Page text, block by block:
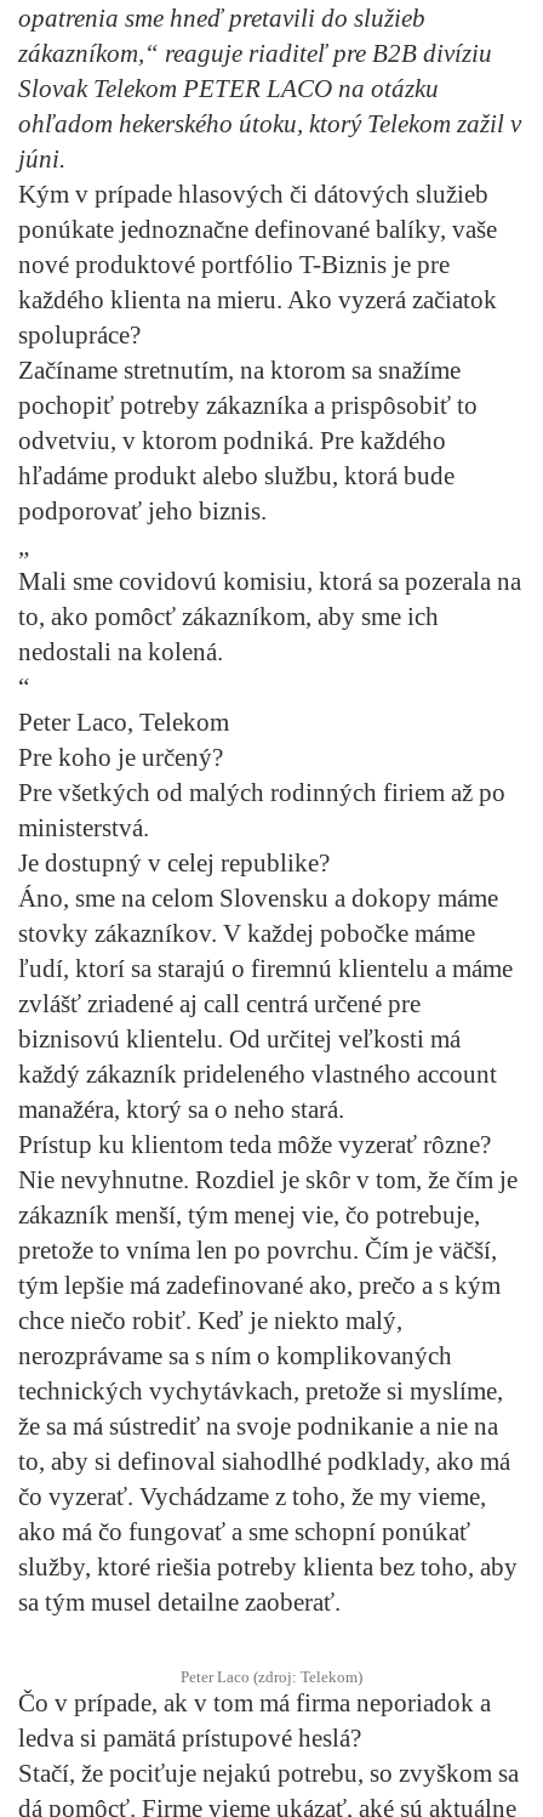
opatrenia sme hneď pretavili do služieb
zákazníkom,“ reaguje riaditeľ pre B2B divíziu
Slovak Telekom PETER LACO na otázku
ohľadom hekerského útoku, ktorý Telekom zažil v
júni.
Kým v prípade hlasových či dátových služieb
ponúkate jednoznačne definované balíky, vaše
nové produktové portfólio T-Biznis je pre
každého klienta na mieru. Ako vyzerá začiatok
spolupráce?
Začíname stretnutím, na ktorom sa snažíme
pochopiť potreby zákazníka a prispôsobiť to
odvetviu, v ktorom podniká. Pre každého
hľadáme produkt alebo službu, ktorá bude
podporovať jeho biznis.
„
Mali sme covidovú komisiu, ktorá sa pozerala na
to, ako pomôcť zákazníkom, aby sme ich
nedostali na kolená.
“
Peter Laco, Telekom
Pre koho je určený?
Pre všetkých od malých rodinných firiem až po
ministerstvá.
Je dostupný v celej republike?
Áno, sme na celom Slovensku a dokopy máme
stovky zákazníkov. V každej pobočke máme
ľudí, ktorí sa starajú o firemnú klientelu a máme
zvlášť zriadené aj call centrá určené pre
biznisovú klientelu. Od určitej veľkosti má
každý zákazník prideleného vlastného account
manažéra, ktorý sa o neho stará.
Prístup ku klientom teda môže vyzerať rôzne?
Nie nevyhnutne. Rozdiel je skôr v tom, že čím je
zákazník menší, tým menej vie, čo potrebuje,
pretože to vníma len po povrchu. Čím je väčší,
tým lepšie má zadefinované ako, prečo a s kým
chce niečo robiť. Keď je niekto malý,
nerozprávame sa s ním o komplikovaných
technických vychytávkach, pretože si myslíme,
že sa má sústrediť na svoje podnikanie a nie na
to, aby si definoval siahodlhé podklady, ako má
čo vyzerať. Vychádzame z toho, že my vieme,
ako má čo fungovať a sme schopní ponúkať
služby, ktoré riešia potreby klienta bez toho, aby
sa tým musel detailne zaoberať.
Peter Laco (zdroj: Telekom)
Čo v prípade, ak v tom má firma neporiadok a
ledva si pamätá prístupové heslá?
Stačí, že pociťuje nejakú potrebu, so zvyškom sa
dá pomôcť. Firme vieme ukázať, aké sú aktuálne